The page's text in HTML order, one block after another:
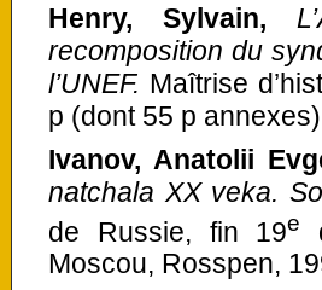
Henry, Sylvain,
recomposition du
l’UNEF. Maîtrise
p (dont 55 p
Ivanov, Anatolii
natchala XX veka.
de Russie, fin 19e
Moscou, Rosspen,